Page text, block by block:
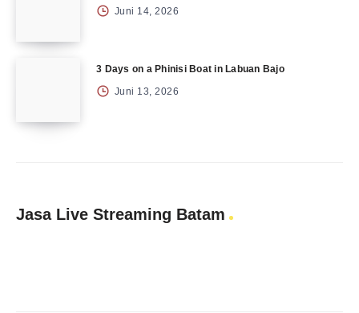
Juni 14, 2026
3 Days on a Phinisi Boat in Labuan Bajo
Juni 13, 2026
Jasa Live Streaming Batam